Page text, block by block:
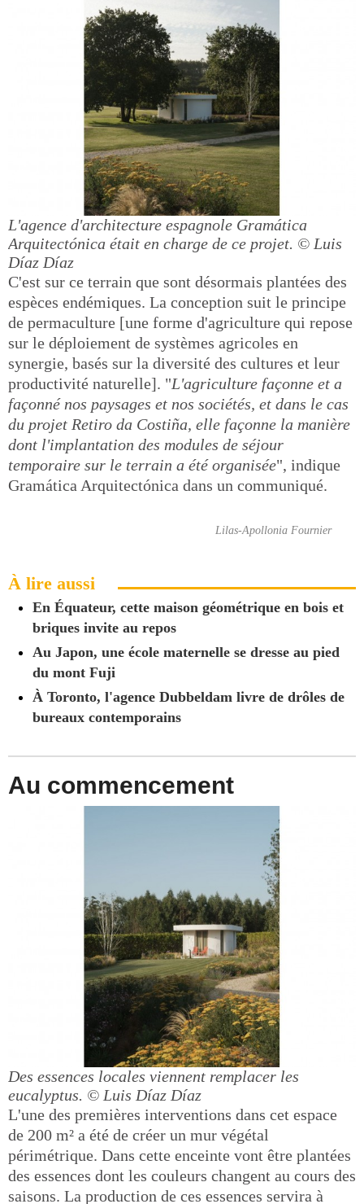
L'agence d'architecture espagnole Gramática
Arquitectónica était en charge de ce projet. © Luis
Díaz Díaz
C'est sur ce terrain que sont désormais plantées des
espèces endémiques. La conception suit le principe
de permaculture [une forme d'agriculture qui repose
sur le déploiement de systèmes agricoles en
synergie, basés sur la diversité des cultures et leur
productivité naturelle]. "L'agriculture façonne et a
façonné nos paysages et nos sociétés, et dans le cas
du projet Retiro da Costiña, elle façonne la manière
dont l'implantation des modules de séjour
temporaire sur le terrain a été organisée", indique
Gramática Arquitectónica dans un communiqué.
Lilas-Apollonia Fournier
À lire aussi
En Équateur, cette maison géométrique en bois et
briques invite au repos
Au Japon, une école maternelle se dresse au pied
du mont Fuji
À Toronto, l'agence Dubbeldam livre de drôles de
bureaux contemporains
Au commencement
Des essences locales viennent remplacer les
eucalyptus. © Luis Díaz Díaz
L'une des premières interventions dans cet espace
de 200 m² a été de créer un mur végétal
périmétrique. Dans cette enceinte vont être plantées
des essences dont les couleurs changent au cours des
saisons. La production de ces essences servira à